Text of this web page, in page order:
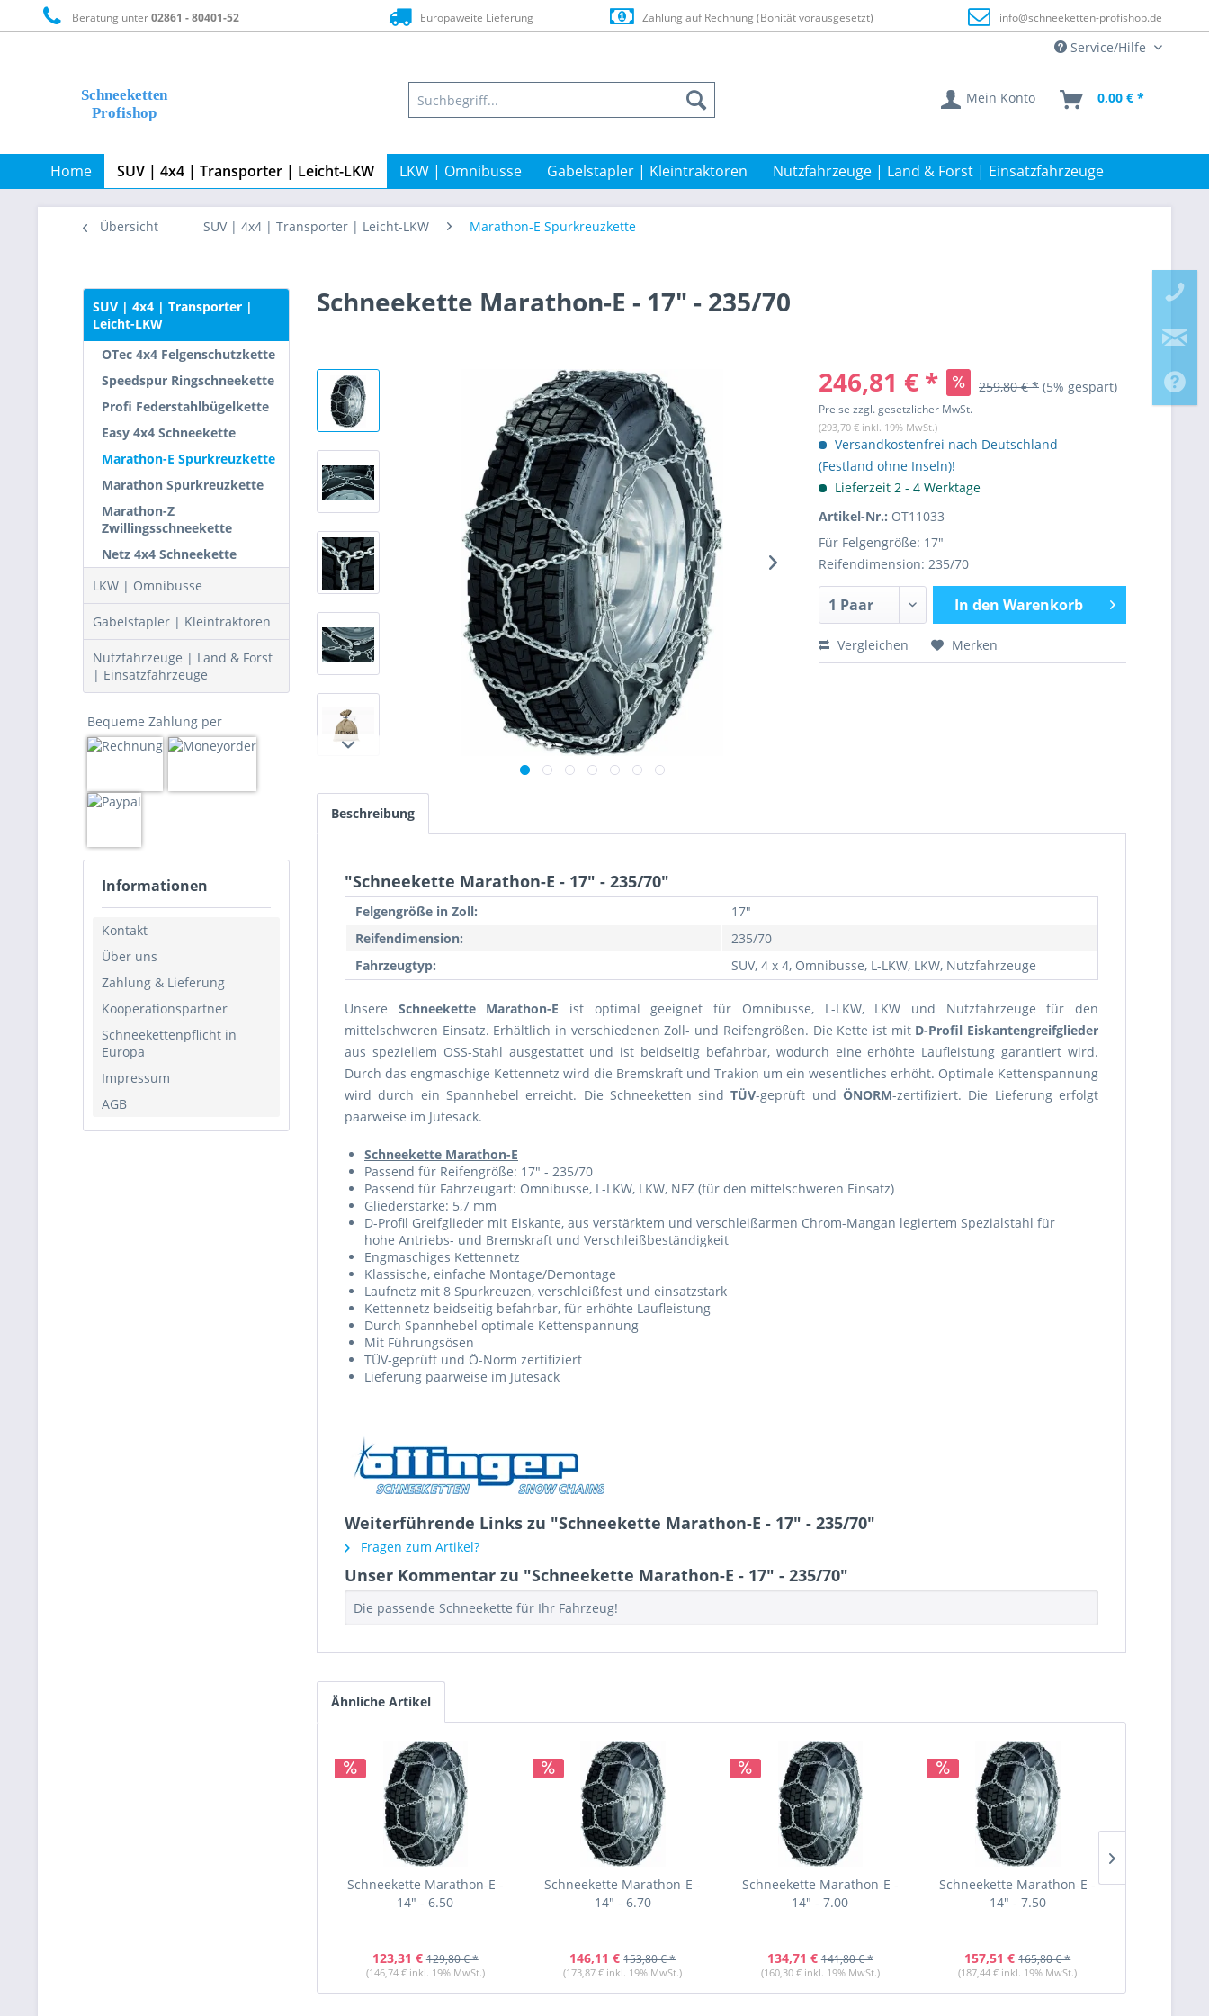
Beratung unter02861 - 80401-52 Europaweite Lieferung Zahlung auf Rechnung (Bonität vorausgesetzt) info@schneeketten-profishop.de
Service/Hilfe
Mein Konto 0,00 € *
Home SUV | 4x4 | Transporter | Leicht-LKW LKW | Omnibusse Gabelstapler | Kleintraktoren Nutzfahrzeuge | Land & Forst | Einsatzfahrzeuge
Übersicht SUV | 4x4 | Transporter | Leicht-LKW Marathon-E Spurkreuzkette
SUV | 4x4 | Transporter |
Leicht-LKW
OTec 4x4 Felgenschutzkette
Speedspur Ringschneekette
Profi Federstahlbügelkette
Easy 4x4 Schneekette
Marathon-E Spurkreuzkette
Marathon Spurkreuzkette
Marathon-Z
Zwillingsschneekette
Netz 4x4 Schneekette
LKW | Omnibusse
Gabelstapler | Kleintraktoren
Nutzfahrzeuge | Land & Forst
| Einsatzfahrzeuge
Bequeme Zahlung per
Informationen
Kontakt
Über uns
Zahlung & Lieferung
Kooperationspartner
Schneekettenpflicht in
Europa
Impressum
AGB
Schneekette Marathon-E - 17" - 235/70
246,81 € * 259,80 € * (5% gespart)
Preise zzgl. gesetzlicher MwSt.
(293,70 € inkl. 19% MwSt.)
Versandkostenfrei nach Deutschland
(Festland ohne Inseln)!
Lieferzeit 2 - 4 Werktage
Artikel-Nr.: OT11033
Für Felgengröße: 17"
Reifendimension: 235/70
In den Warenkorb
Vergleichen Merken
Beschreibung
"Schneekette Marathon-E - 17" - 235/70"
Felgengröße in Zoll:
17"
Reifendimension:
235/70
Fahrzeugtyp:
SUV, 4 x 4, Omnibusse, L-LKW, LKW, Nutzfahrzeuge
Unsere Schneekette Marathon-E ist optimal geeignet für Omnibusse, L-LKW, LKW und Nutzfahrzeuge für den
mittelschweren Einsatz. Erhältlich in verschiedenen Zoll- und Reifengrößen. Die Kette ist mit D-Profil Eiskantengreifglieder
aus speziellem OSS-Stahl ausgestattet und ist beidseitig befahrbar, wodurch eine erhöhte Laufleistung garantiert wird.
Durch das engmaschige Kettennetz wird die Bremskraft und Trakion um ein wesentliches erhöht. Optimale Kettenspannung
wird durch ein Spannhebel erreicht. Die Schneeketten sindTÜV-geprüft undÖNORM-zertifiziert. Die Lieferung erfolgt
paarweise im Jutesack.
Schneekette Marathon-E
Passend für Reifengröße: 17" - 235/70
Passend für Fahrzeugart: Omnibusse, L-LKW, LKW, NFZ (für den mittelschweren Einsatz)
Gliederstärke: 5,7 mm
D-Profil Greifglieder mit Eiskante, aus verstärktem und verschleißarmen Chrom-Mangan legiertem Spezialstahl für
hohe Antriebs- und Bremskraft und Verschleißbeständigkeit
Engmaschiges Kettennetz
Klassische, einfache Montage/Demontage
Laufnetz mit 8 Spurkreuzen, verschleißfest und einsatzstark
Kettennetz beidseitig befahrbar, für erhöhte Laufleistung
Durch Spannhebel optimale Kettenspannung
Mit Führungsösen
TÜV-geprüft und Ö-Norm zertifiziert
Lieferung paarweise im Jutesack
Weiterführende Links zu "Schneekette Marathon-E - 17" - 235/70"
Fragen zum Artikel?
Unser Kommentar zu "Schneekette Marathon-E - 17" - 235/70"
Die passende Schneekette für Ihr Fahrzeug!
Ähnliche Artikel
Schneekette Marathon-E -
14" - 6.50
123,31 € 129,80 € *
(146,74 € inkl. 19% MwSt.)
Schneekette Marathon-E -
14" - 6.70
146,11 € 153,80 € *
(173,87 € inkl. 19% MwSt.)
Schneekette Marathon-E -
14" - 7.00
134,71 € 141,80 € *
(160,30 € inkl. 19% MwSt.)
Schneekette Marathon-E -
14" - 7.50
157,51 € 165,80 € *
(187,44 € inkl. 19% MwSt.)